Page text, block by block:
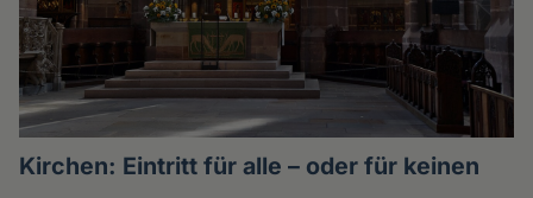
Kirchen: Eintritt für alle – oder für keinen